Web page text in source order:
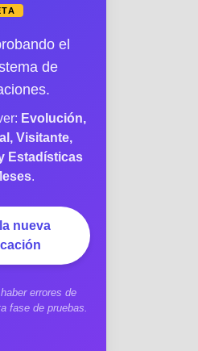
el
de
Evolución,
Visitante,
Estadísticas
.
nueva
errores de
fase de pruebas.